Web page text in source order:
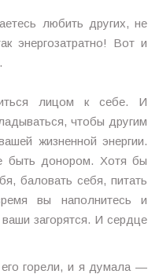
любить других, не
энергозатратно! Вот и
лицом к себе. И
чтобы другим
жизненной энергии.
быть донором. Хотя бы
баловать себя, питать
вы наполнитесь и
загорятся. И сердце
горели, и я думала —